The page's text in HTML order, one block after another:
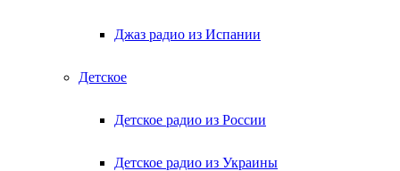
Джаз радио из Испании
Детское
Детское радио из России
Детское радио из Украины